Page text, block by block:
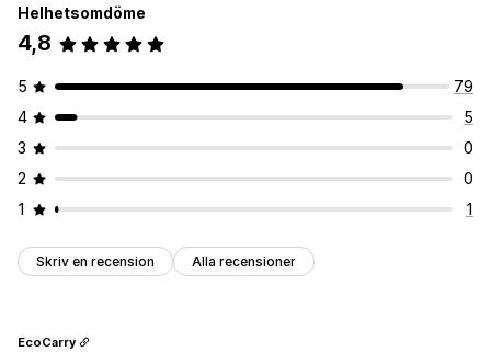
Helhetsomdöme
4,8
5
79
4
5
3
0
2
0
1
1
Skriv en recension Alla recensioner
EcoCarry